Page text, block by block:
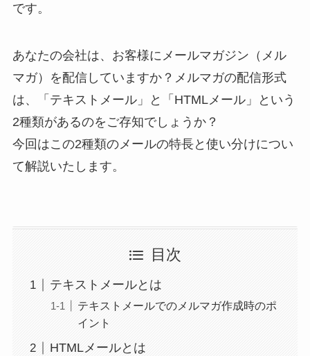
です。
あなたの会社は、お客様にメールマガジン（メル
マガ）を配信していますか？メルマガの配信形式
は、「テキストメール」と「HTMLメール」という
2種類があるのをご存知でしょうか？
今回はこの2種類のメールの特長と使い分けについ
て解説いたします。
目次
テキストメールとは
テキストメールでのメルマガ作成時のポ
イント
HTMLメールとは